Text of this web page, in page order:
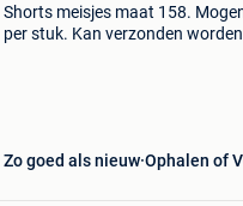
Shorts meisjes maat 158.
per stuk. Kan verzonden
Zo goed als nieuw Ophalen of